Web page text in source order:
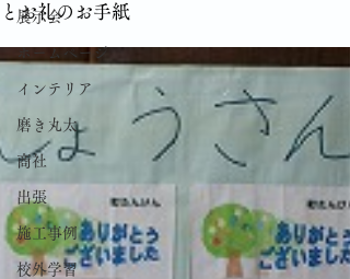
展示会
ホームページ
インテリア
磨き丸太
商社
出張
施工事例
校外学習
とお礼のお手紙